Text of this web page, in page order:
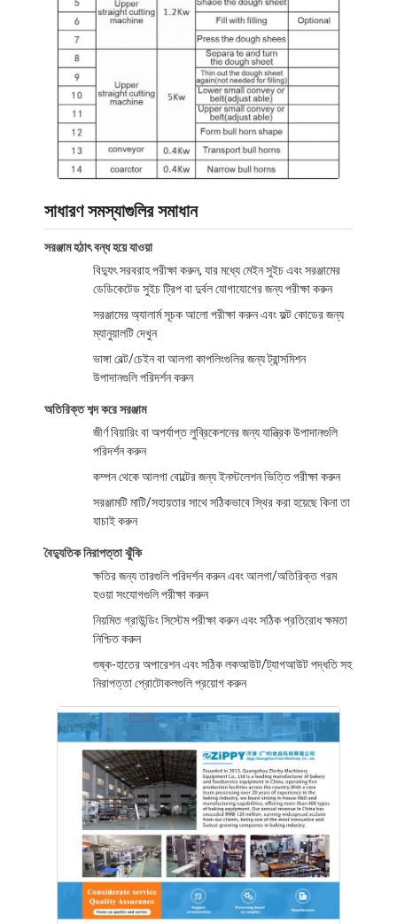
কারখানা ভ্রমণ
গুণগত মান নিয়ন্ত্রণ
যোগাযোগ করুন
মামলা
বেকারি উৎপাদন লাইন
ময়দা মিশুক
বাণিজ্যিক ডিম বিটার
ডিভাইডার রাউন্ডার
ফুড মোল্ডার
ময়দার চাদর
বাণিজ্যিক রুটি স্লাইসার
বেকারি প্রুফার
রেফ্রিজারেটর প্রুফার
র‍্যাক ওভেন
বাণিজ্যিক বেকারি ওভেন
পরিচলন চুলা
কম্বিনেশন ওভেন
পিজা ওভেন
ছোট বেকারি সরঞ্জাম
বাণিজ্যিক ডিসপ্লে ফ্রিজার
ওয়ার্কবেঞ্চ ফ্রিজার
ব্লাস্ট চিলার
সাধারণ সমস্যাগুলির সমাধান
সরঞ্জাম হঠাৎ বন্ধ হয়ে যাওয়া
বিদ্যুৎ সরবরাহ পরীক্ষা করুন, যার মধ্যে মেইন সুইচ এবং সরঞ্জামের
ডেডিকেটেড সুইচ ট্রিপ বা দুর্বল যোগাযোগের জন্য পরীক্ষা করুন
সরঞ্জামের অ্যালার্ম সূচক আলো পরীক্ষা করুন এবং ফল্ট কোডের জন্য
ম্যানুয়ালটি দেখুন
ভাঙ্গা বেল্ট/চেইন বা আলগা কাপলিংগুলির জন্য ট্রান্সমিশন
উপাদানগুলি পরিদর্শন করুন
অতিরিক্ত শব্দ করে সরঞ্জাম
জীর্ণ বিয়ারিং বা অপর্যাপ্ত লুব্রিকেশনের জন্য যান্ত্রিক উপাদানগুলি
পরিদর্শন করুন
কম্পন থেকে আলগা বোল্টের জন্য ইনস্টলেশন ভিত্তি পরীক্ষা করুন
সরঞ্জামটি মাটি/সহায়তার সাথে সঠিকভাবে স্থির করা হয়েছে কিনা তা
যাচাই করুন
বৈদ্যুতিক নিরাপত্তা ঝুঁকি
ক্ষতির জন্য তারগুলি পরিদর্শন করুন এবং আলগা/অতিরিক্ত গরম
হওয়া সংযোগগুলি পরীক্ষা করুন
নিয়মিত গ্রাউন্ডিং সিস্টেম পরীক্ষা করুন এবং সঠিক প্রতিরোধ ক্ষমতা
নিশ্চিত করুন
শুষ্ক-হাতের অপারেশন এবং সঠিক লকআউট/ট্যাগআউট পদ্ধতি সহ
নিরাপত্তা প্রোটোকলগুলি প্রয়োগ করুন